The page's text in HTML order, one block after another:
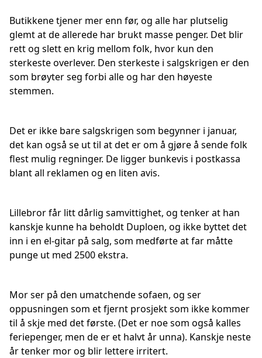
Butikkene tjener mer enn før, og alle har plutselig
glemt at de allerede har brukt masse penger. Det blir
rett og slett en krig mellom folk, hvor kun den
sterkeste overlever. Den sterkeste i salgskrigen er den
som brøyter seg forbi alle og har den høyeste
stemmen.
Det er ikke bare salgskrigen som begynner i januar,
det kan også se ut til at det er om å gjøre å sende folk
flest mulig regninger. De ligger bunkevis i postkassa
blant all reklamen og en liten avis.
Lillebror får litt dårlig samvittighet, og tenker at han
kanskje kunne ha beholdt Duploen, og ikke byttet det
inn i en el-gitar på salg, som medførte at far måtte
punge ut med 2500 ekstra.
Mor ser på den umatchende sofaen, og ser
oppusningen som et fjernt prosjekt som ikke kommer
til å skje med det første. (Det er noe som også kalles
feriepenger, men de er et halvt år unna). Kanskje neste
år tenker mor og blir lettere irritert.